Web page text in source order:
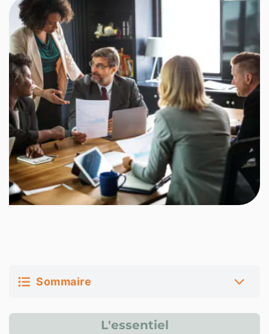
Sommaire
Pourquoi placer sa trésorerie d’entreprise ?
L'essentiel